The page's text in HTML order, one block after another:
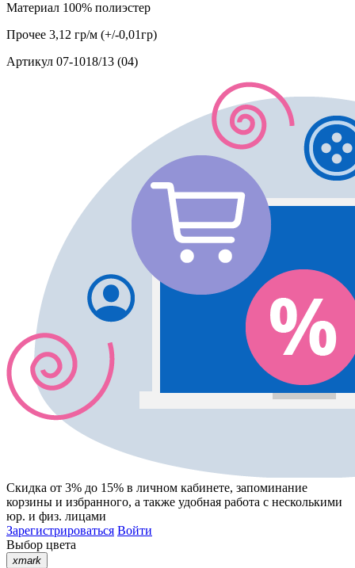
Материал 100% полиэстер
Прочее 3,12 гр/м (+/-0,01гр)
Артикул 07-1018/13 (04)
Скидка от 3% до 15% в личном кабинете, запоминание
корзины и избранного, а также удобная работа с несколькими
юр. и физ. лицами
Зарегистрироваться Войти
Выбор цвета
xmark